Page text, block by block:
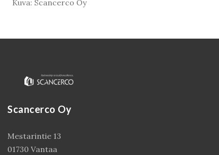
Kuva: Scancerco Oy
Scancerco Oy
Mestarintie 13
01730 Vantaa